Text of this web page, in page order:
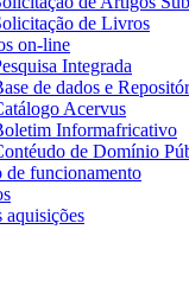
de Livros
on-line
Integrada
de dados e
Acervus
Informafricativo
de Domínio
de funcionamento
aquisições